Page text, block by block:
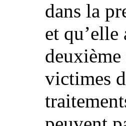
dans la
et qu’elle
victimes